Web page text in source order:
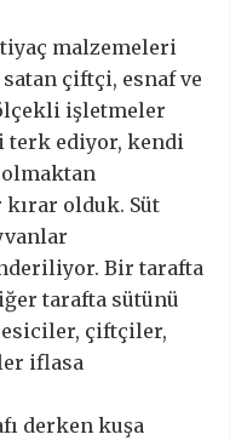
malzemeleri
satan çiftçi, esnaf ve
işletmeler
terk ediyor, kendi
olduk. Süt
Bir tarafta
tarafta sütünü
çiftçiler,
iflasa
derken kuşa